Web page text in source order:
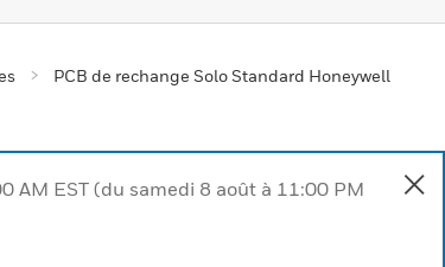
PCB de rechange Solo Standard Honeywell
AM EST (du samedi 8 août à 11:00 PM